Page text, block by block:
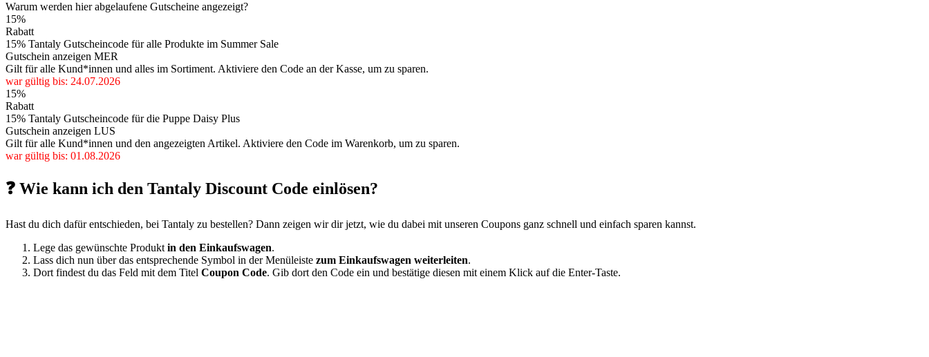
Warum werden hier abgelaufene Gutscheine angezeigt?
15%
Rabatt
15% Tantaly Gutscheincode für alle Produkte im Summer Sale
Gutschein anzeigen MER
Gilt für alle Kund*innen und alles im Sortiment. Aktiviere den Code an der Kasse, um zu sparen.
war gültig bis: 24.07.2026
15%
Rabatt
15% Tantaly Gutscheincode für die Puppe Daisy Plus
Gutschein anzeigen LUS
Gilt für alle Kund*innen und den angezeigten Artikel. Aktiviere den Code im Warenkorb, um zu sparen.
war gültig bis: 01.08.2026
❓ Wie kann ich den Tantaly Discount Code einlösen?
Hast du dich dafür entschieden, bei Tantaly zu bestellen? Dann zeigen wir dir jetzt, wie du dabei mit unseren Coupons ganz schnell und einfach sparen kannst.
Lege das gewünschte Produkt in den Einkaufswagen.
Lass dich nun über das entsprechende Symbol in der Menüleiste zum Einkaufswagen weiterleiten.
Dort findest du das Feld mit dem Titel Coupon Code. Gib dort den Code ein und bestätige diesen mit einem Klick auf die Enter-Taste.